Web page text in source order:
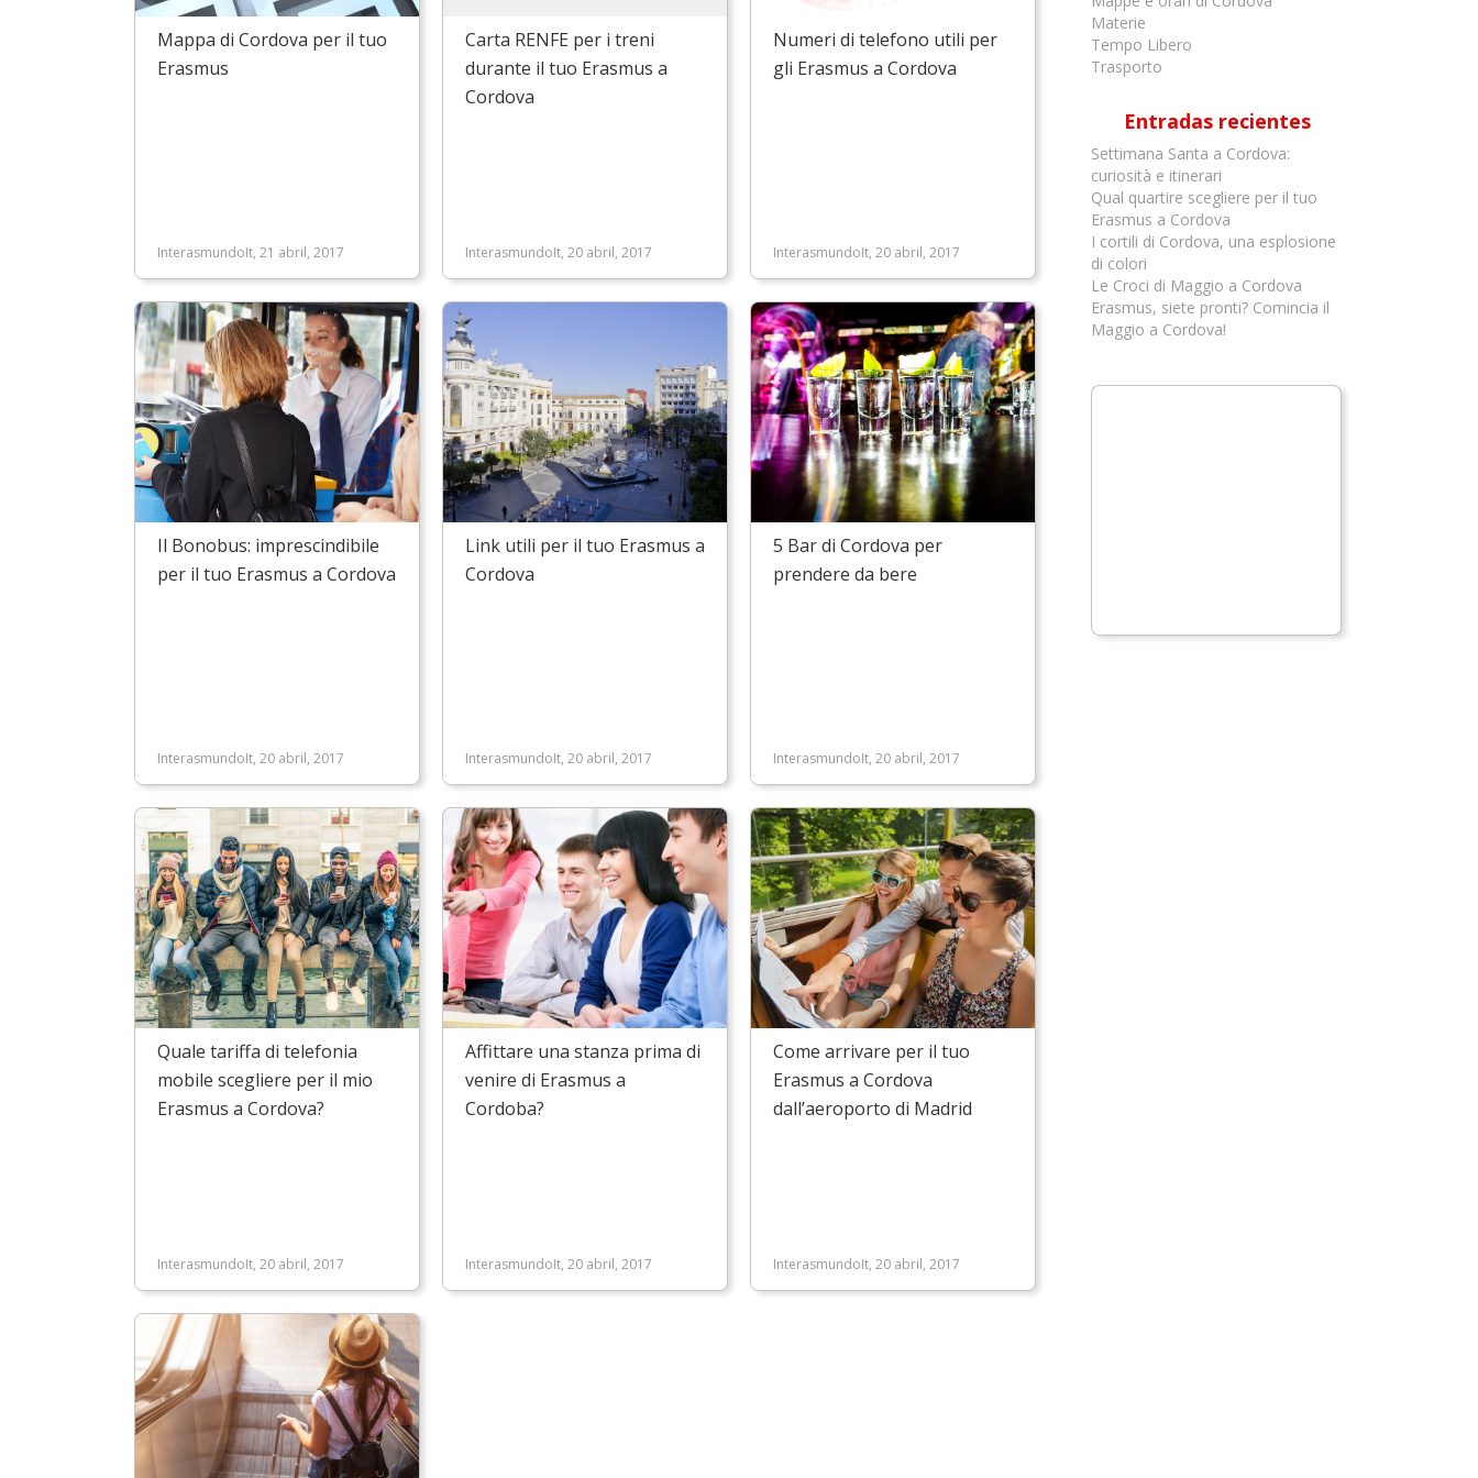
Mappa di Cordova per il tuo
Erasmus
InterasmundoIt, 21 abril, 2017
Carta RENFE per i treni
durante il tuo Erasmus a
Cordova
InterasmundoIt, 20 abril, 2017
Numeri di telefono utili per
gli Erasmus a Cordova
InterasmundoIt, 20 abril, 2017
Il Bonobus: imprescindibile
per il tuo Erasmus a Cordova
InterasmundoIt, 20 abril, 2017
Link utili per il tuo Erasmus a
Cordova
InterasmundoIt, 20 abril, 2017
5 Bar di Cordova per
prendere da bere
InterasmundoIt, 20 abril, 2017
Quale tariffa di telefonia
mobile scegliere per il mio
Erasmus a Cordova?
InterasmundoIt, 20 abril, 2017
Affittare una stanza prima di
venire di Erasmus a
Cordoba?
InterasmundoIt, 20 abril, 2017
Come arrivare per il tuo
Erasmus a Cordova
dall’aeroporto di Madrid
InterasmundoIt, 20 abril, 2017
Materie
Tempo Libero
Trasporto
Entradas recientes
Settimana Santa a Cordova:
curiosità e itinerari
Qual quartire scegliere per il tuo
Erasmus a Cordova
I cortili di Cordova, una esplosione
di colori
Le Croci di Maggio a Cordova
Erasmus, siete pronti? Comincia il
Maggio a Cordova!